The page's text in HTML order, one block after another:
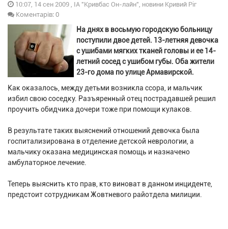
10:07, 14 сен 2009 , ІА "Кривбас Он-лайн", новини Кривий Ріг
Коментарів: 0
На днях в восьмую городскую больницу
поступили двое детей. 13-летняя девочка
с ушибами мягких тканей головы и ее 14-
летний сосед с ушибом губы. Оба жители
23-го дома по улице Армавирской.
Как оказалось, между детьми возникла ссора, и мальчик
избил свою соседку. Разъяренный отец пострадавшей решил
проучить обидчика дочери тоже при помощи кулаков.
В результате таких выяснений отношений девочка была
госпитализирована в отделение детской неврологии, а
мальчику оказана медицинская помощь и назначено
амбулаторное лечение.
Теперь выяснить кто прав, кто виноват в данном инциденте,
предстоит сотрудникам Жовтневого райотдела милиции.